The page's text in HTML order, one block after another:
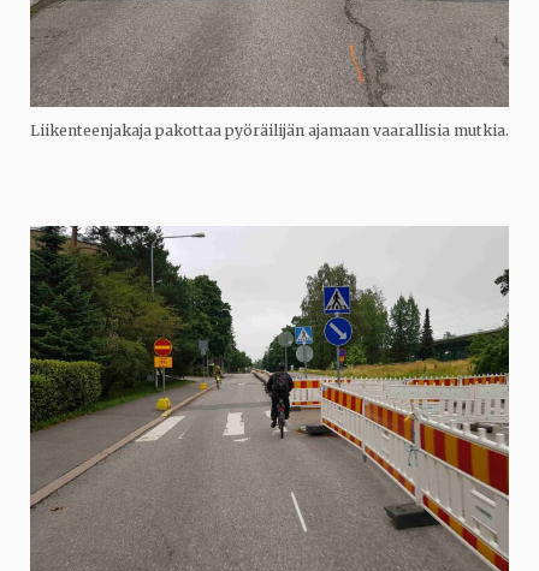
Liikenteenjakaja pakottaa pyöräilijän ajamaan vaarallisia mutkia.